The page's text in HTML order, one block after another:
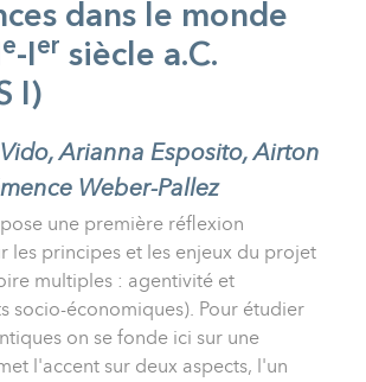
dans le monde
e-Ier siècle a.C.
I)
Arianna Esposito, Airton
Weber-Pallez
une première réflexion
les principes et les enjeux du projet
multiples : agentivité et
socio-économiques). Pour étudier
on se fonde ici sur une
l'accent sur deux aspects, l'un